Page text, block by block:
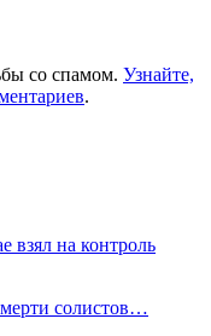
со спамом. Узнайте,
.
взял на контроль
солистов…